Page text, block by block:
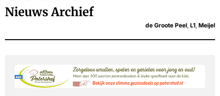
Nieuws Archief
de Groote Peel L1 Meijel